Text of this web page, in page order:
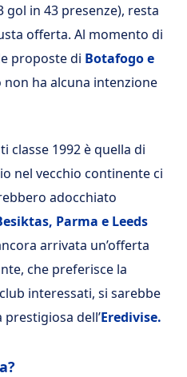
in 43 presenze), resta
offerta. Al momento di
proposte di Botafogo e
non ha alcuna intenzione
classe 1992 è quella di
nel vecchio continente ci
adocchiato
Parma e Leeds
arrivata un’offerta
che preferisce la
interessati, si sarebbe
dell’Eredivise.